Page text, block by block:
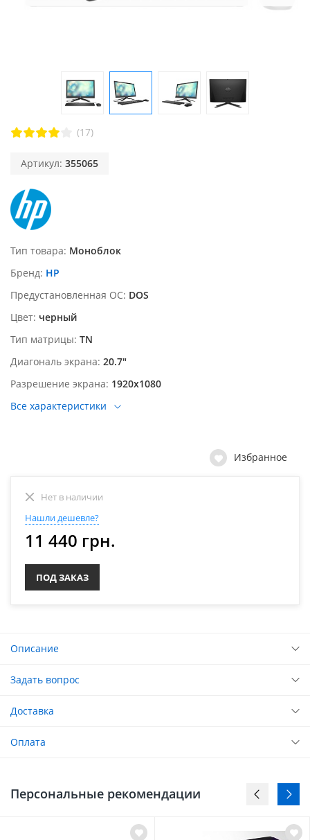
(17)
Артикул: 355065
Тип товара Моноблок
Бренд HP
Предустановленная ОС DOS
Цвет черный
Тип матрицы TN
Диагональ экрана 20.7"
Разрешение экрана 1920х1080
Все характеристики
Избранное
Нет в наличии
Нашли дешевле?
11 440 грн.
ПОД ЗАКАЗ
Описание
Задать вопрос
Доставка
Оплата
Персональные рекомендации